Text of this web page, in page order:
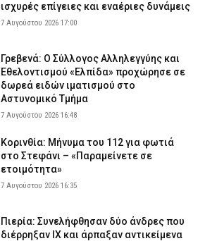
ισχυρές επίγειες και εναέριες δυνάμεις
7 Αυγούστου 2026 17:00
Γρεβενά: Ο Σύλλογος Αλληλεγγύης και
Εθελοντισμού «Ελπίδα» προχώρησε σε
δωρεά ειδών ιματισμού στο
Αστυνομικό Τμήμα
7 Αυγούστου 2026 16:48
Κορινθία: Μήνυμα του 112 για φωτιά
στο Στεφάνι – «Παραμείνετε σε
ετοιμότητα»
7 Αυγούστου 2026 16:35
Πιερία: Συνελήφθησαν δύο άνδρες που
διέρρηξαν ΙΧ και άρπαξαν αντικείμενα